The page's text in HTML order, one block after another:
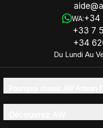
WA:+34
+33 7
+34
Du Lundi Au